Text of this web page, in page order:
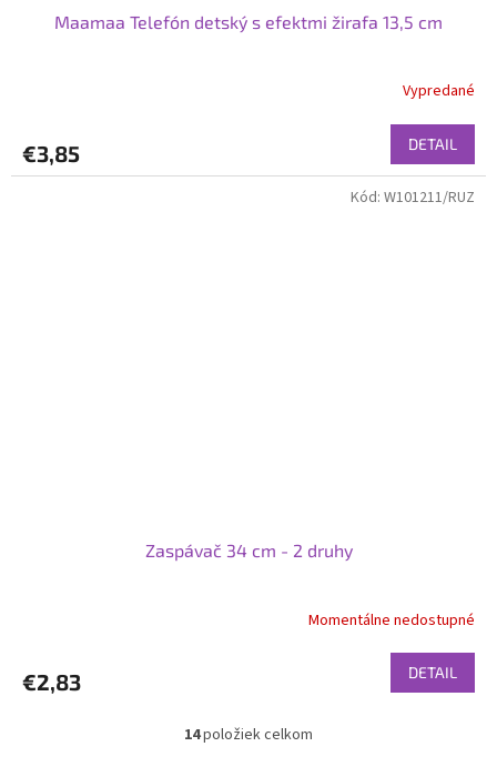
Maamaa Telefón detský s efektmi žirafa 13,5 cm
Vypredané
€3,85 DETAIL
Zaspávač 34 cm - 2 druhy
Momentálne nedostupné
€2,83 DETAIL
Kód: W101211/RUZ
O
14položiek celkom